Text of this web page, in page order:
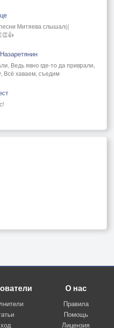
Митяева слышал((
Ведь явно где-то да приврали,
Всё хаваем, съедим
О нас
Правила
Помощь
Лицензия